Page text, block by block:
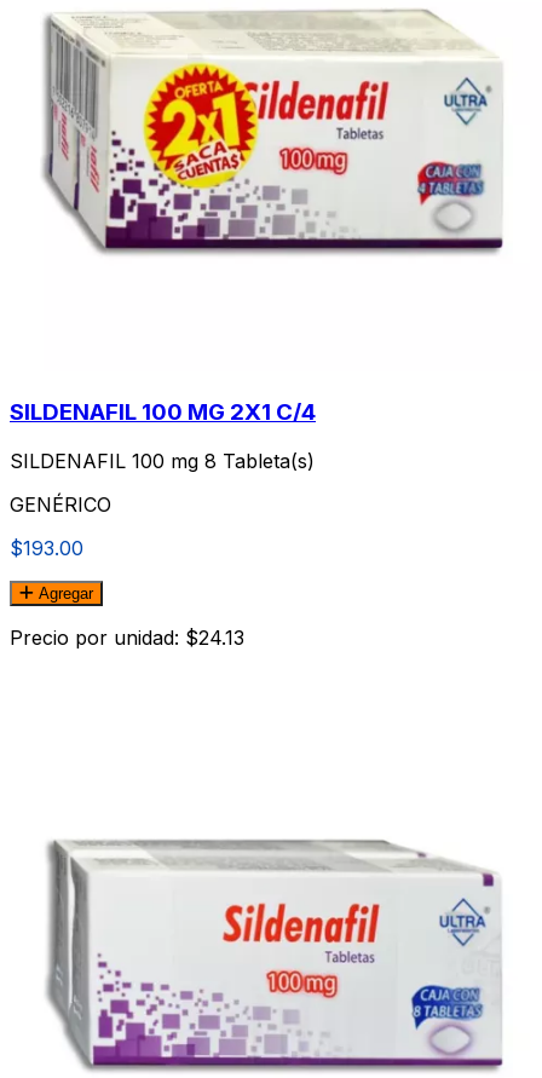
SILDENAFIL 100 MG 2X1 C/4
SILDENAFIL 100 mg 8 Tableta(s)
GENÉRICO
$193.00
Agregar
Precio por unidad: $24.13